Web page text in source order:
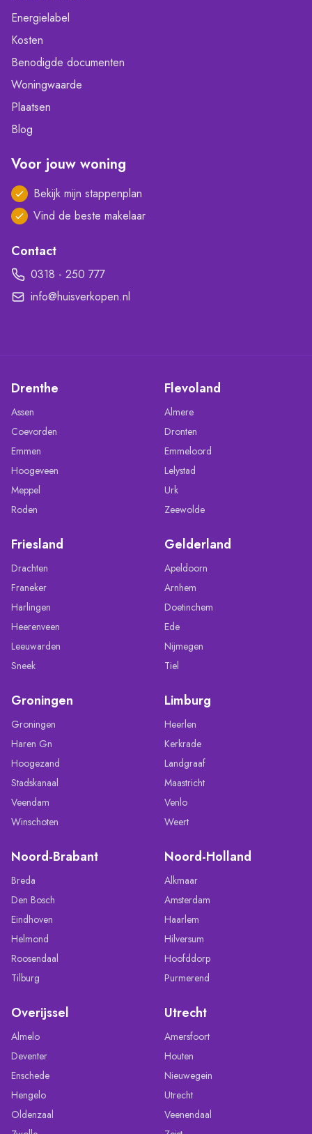
Energielabel
Kosten
Benodigde documenten
Woningwaarde
Plaatsen
Blog
Voor jouw woning
Bekijk mijn stappenplan
Vind de beste makelaar
Contact
0318 - 250 777
info@huisverkopen.nl
Drenthe
Assen
Coevorden
Emmen
Hoogeveen
Meppel
Roden
Flevoland
Almere
Dronten
Emmeloord
Lelystad
Urk
Zeewolde
Friesland
Drachten
Franeker
Harlingen
Heerenveen
Leeuwarden
Sneek
Gelderland
Apeldoorn
Arnhem
Doetinchem
Ede
Nijmegen
Tiel
Groningen
Groningen
Haren Gn
Hoogezand
Stadskanaal
Veendam
Winschoten
Limburg
Heerlen
Kerkrade
Landgraaf
Maastricht
Venlo
Weert
Noord-Brabant
Breda
Den Bosch
Eindhoven
Helmond
Roosendaal
Tilburg
Noord-Holland
Alkmaar
Amsterdam
Haarlem
Hilversum
Hoofddorp
Purmerend
Overijssel
Almelo
Deventer
Enschede
Hengelo
Oldenzaal
Utrecht
Amersfoort
Houten
Nieuwegein
Utrecht
Veenendaal